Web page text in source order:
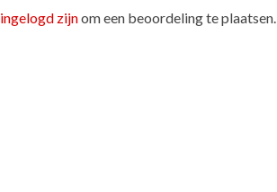
ingelogd zijnom een beoordeling te plaatsen.